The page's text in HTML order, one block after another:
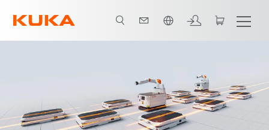
Porównanie AGV i AMR ozwiązania AMR Referencje